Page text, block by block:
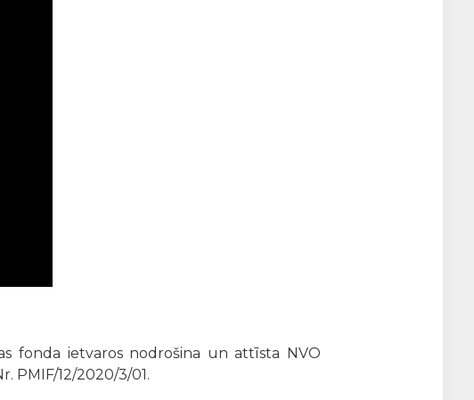
fonda ietvaros nodrošina un attīsta NVO
PMIF/12/2020/3/01.